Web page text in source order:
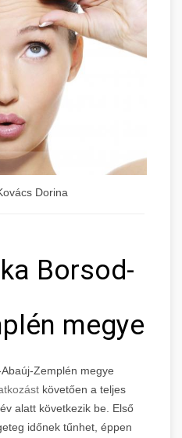
Dorina
Borsod-
megye
Zemplén megye
követően a teljes
alatt következik be. Első
időnek tűnhet, éppen